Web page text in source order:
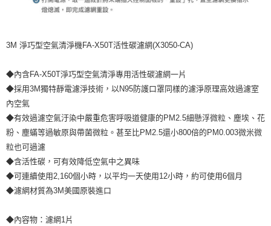
3M 淨巧型空氣清淨機FA-X50T活性碳濾網(X3050-CA)
◆內含FA-X50T淨巧型空氣清淨專用活性碳濾網一片
◆採用3M獨特靜電濾淨技術，以N95防護口罩同樣的濾淨原理高效過濾室
內空氣
◆有效過濾空氣汙染中嚴重危害呼吸道健康的PM2.5細懸浮微粒、塵埃、花
粉、塵蟎等過敏原與帶菌微粒。甚至比PM2.5還小800倍的PM0.003微米微
粒也可過濾
◆含活性碳，可有效降低空氣中之異味
◆可連續使用2,160個小時，以平均一天使用12小時，約可使用6個月
◆濾網材質為3M美國原裝進口
◆內容物：濾網1片